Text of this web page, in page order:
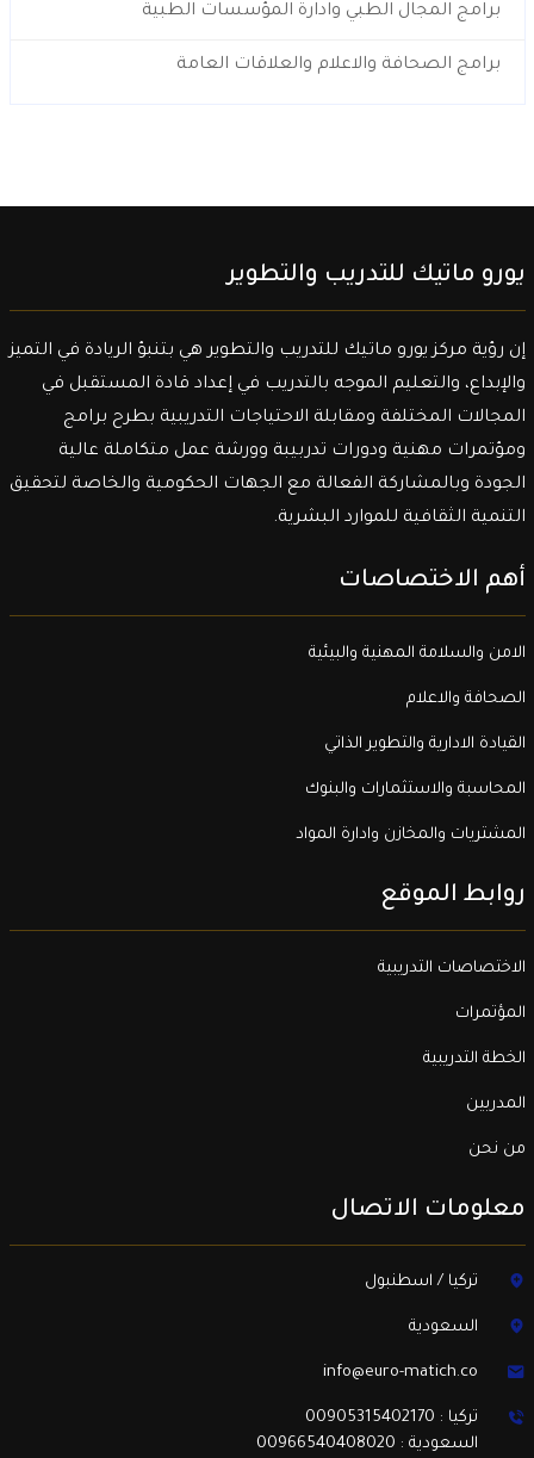
برامج المجال الطبي وادارة المؤسسات الطبية
برامج الصحافة والاعلام والعلاقات العامة
يورو ماتيك للتدريب والتطوير
إن رؤية مركز يورو ماتيك للتدريب والتطوير هي بتنبؤ الريادة في التميز
والإبداع، والتعليم الموجه بالتدريب في إعداد قادة المستقبل في
المجالات المختلفة ومقابلة الاحتياجات التدريبية بطرح برامج
ومؤتمرات مهنية ودورات تدربيبة وورشة عمل متكاملة عالية
الجودة وبالمشاركة الفعالة مع الجهات الحكومية والخاصة لتحقيق
التنمية الثقافية للموارد البشرية.
أهم الاختصاصات
الامن والسلامة المهنية والبيئية
الصحافة والاعلام
القيادة الادارية والتطوير الذاتي
المحاسبة والاستثمارات والبنوك
المشتريات والمخازن وادارة المواد
روابط الموقع
الاختصاصات التدريبية
المؤتمرات
الخطة التدريبية
المدربين
من نحن
معلومات الاتصال
تركيا / اسطنبول
السعودية
info@euro-matich.co
تركيا : 00905315402170
السعودية : 00966540408020